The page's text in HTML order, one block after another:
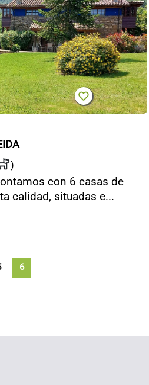
)
con 6 casas de
calidad, situadas e...
6